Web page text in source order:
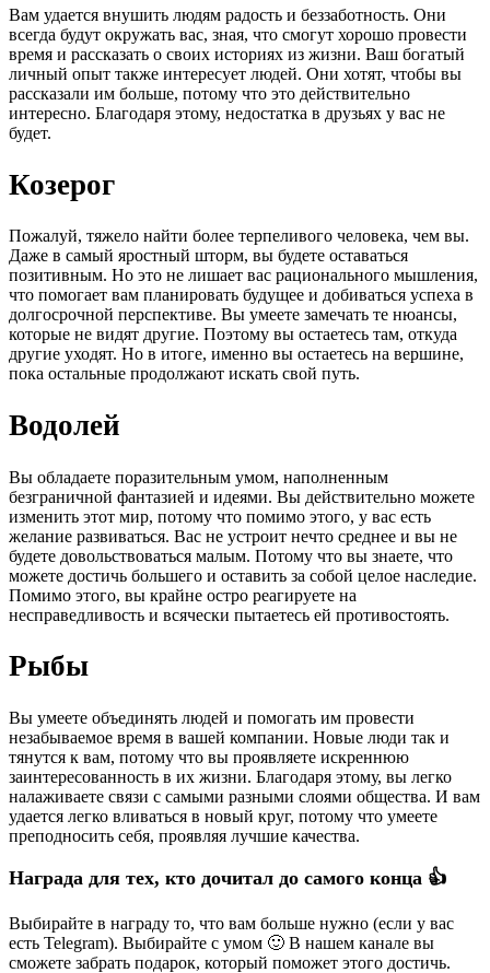
Вам удается внушить людям радость и беззаботность. Они
всегда будут окружать вас, зная, что смогут хорошо провести
время и рассказать о своих историях из жизни. Ваш богатый
личный опыт также интересует людей. Они хотят, чтобы вы
рассказали им больше, потому что это действительно
интересно. Благодаря этому, недостатка в друзьях у вас не
будет.
Козерог
Пожалуй, тяжело найти более терпеливого человека, чем вы.
Даже в самый яростный шторм, вы будете оставаться
позитивным. Но это не лишает вас рационального мышления,
что помогает вам планировать будущее и добиваться успеха в
долгосрочной перспективе. Вы умеете замечать те нюансы,
которые не видят другие. Поэтому вы остаетесь там, откуда
другие уходят. Но в итоге, именно вы остаетесь на вершине,
пока остальные продолжают искать свой путь.
Водолей
Вы обладаете поразительным умом, наполненным
безграничной фантазией и идеями. Вы действительно можете
изменить этот мир, потому что помимо этого, у вас есть
желание развиваться. Вас не устроит нечто среднее и вы не
будете довольствоваться малым. Потому что вы знаете, что
можете достичь большего и оставить за собой целое наследие.
Помимо этого, вы крайне остро реагируете на
несправедливость и всячески пытаетесь ей противостоять.
Рыбы
Вы умеете объединять людей и помогать им провести
незабываемое время в вашей компании. Новые люди так и
тянутся к вам, потому что вы проявляете искреннюю
заинтересованность в их жизни. Благодаря этому, вы легко
налаживаете связи с самыми разными слоями общества. И вам
удается легко вливаться в новый круг, потому что умеете
преподносить себя, проявляя лучшие качества.
Награда для тех, кто дочитал до самого конца 👍
Выбирайте в награду то, что вам больше нужно (если у вас
есть Telegram). Выбирайте с умом 🙂 В нашем канале вы
сможете забрать подарок, который поможет этого достичь.